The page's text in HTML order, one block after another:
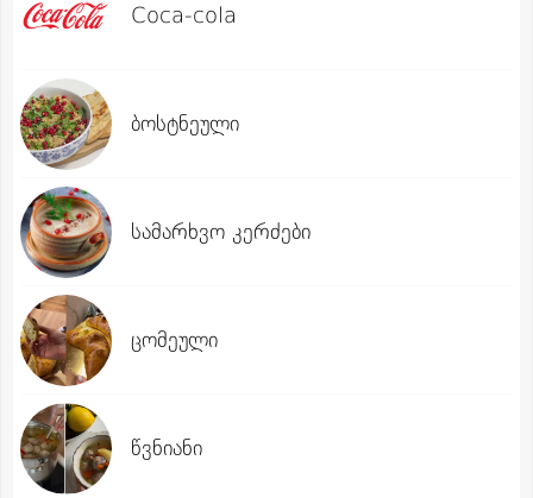
Coca-cola
ბოსტნეული
სამარხვო კერძები
ცომეული
წვნიანი